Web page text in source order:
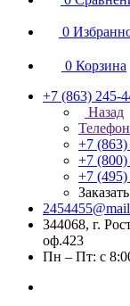
0
0 Корзина
+7 (863) 245-
Назад
+7
+7
+7
344068, г.
оф.423
Пн – Пт: с